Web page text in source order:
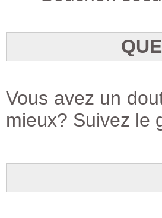
Vous avez un
mieux? Suivez le